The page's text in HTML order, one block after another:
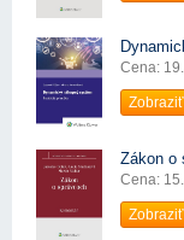
Cena:
Zákon o
Cena: